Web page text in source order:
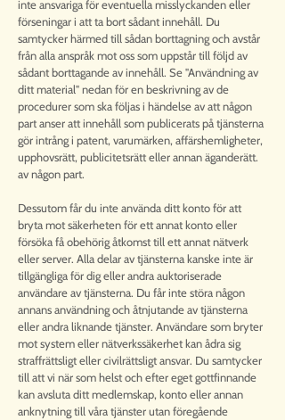
inte ansvariga för eventuella misslyckanden eller
förseningar i att ta bort sådant innehåll. Du
samtycker härmed till sådan borttagning och avstår
från alla anspråk mot oss som uppstår till följd av
sådant borttagande av innehåll. Se "Användning av
ditt material" nedan för en beskrivning av de
procedurer som ska följas i händelse av att någon
part anser att innehåll som publicerats på tjänsterna
gör intrång i patent, varumärken, affärshemligheter,
upphovsrätt, publicitetsrätt eller annan äganderätt.
av någon part.
Dessutom får du inte använda ditt konto för att
bryta mot säkerheten för ett annat konto eller
försöka få obehörig åtkomst till ett annat nätverk
eller server. Alla delar av tjänsterna kanske inte är
tillgängliga för dig eller andra auktoriserade
användare av tjänsterna. Du får inte störa någon
annans användning och åtnjutande av tjänsterna
eller andra liknande tjänster. Användare som bryter
mot system eller nätverkssäkerhet kan ådra sig
straffrättsligt eller civilrättsligt ansvar. Du samtycker
till att vi när som helst och efter eget gottfinnande
kan avsluta ditt medlemskap, konto eller annan
anknytning till våra tjänster utan föregående